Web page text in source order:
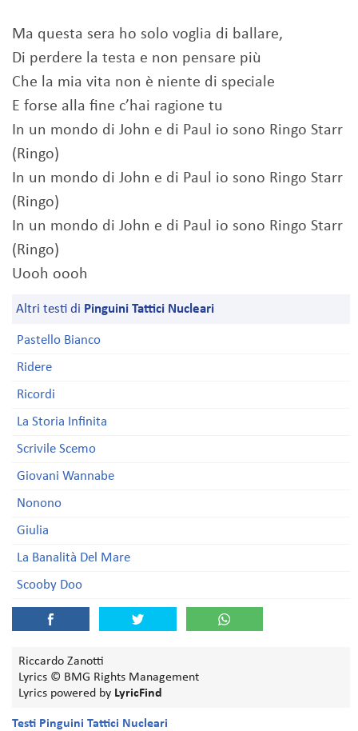
Ma questa sera ho solo voglia di ballare,
Di perdere la testa e non pensare più
Che la mia vita non è niente di speciale
E forse alla fine c’hai ragione tu
In un mondo di John e di Paul io sono Ringo Starr
(Ringo)
In un mondo di John e di Paul io sono Ringo Starr
(Ringo)
In un mondo di John e di Paul io sono Ringo Starr
(Ringo)
Uooh oooh
Altri testi di Pinguini Tattici Nucleari
Pastello Bianco
Ridere
Ricordi
La Storia Infinita
Scrivile Scemo
Giovani Wannabe
Nonono
Giulia
La Banalità Del Mare
Scooby Doo
Riccardo Zanotti
Lyrics © BMG Rights Management
Lyrics powered by LyricFind
Testi Pinguini Tattici Nucleari